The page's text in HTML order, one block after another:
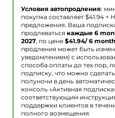
Условия автопродления:
покупка составляет $41.94 +
предложения. Ваша
продлеваться каждые 6
2027, по цене $41.94/ 6
продления может быть
уведомлением) с
способа оплаты до тех пор,
подписку, что можно
полуночи в день
консоль «Активная
соответствующим
поддержки клиентов в
полного возмещения.